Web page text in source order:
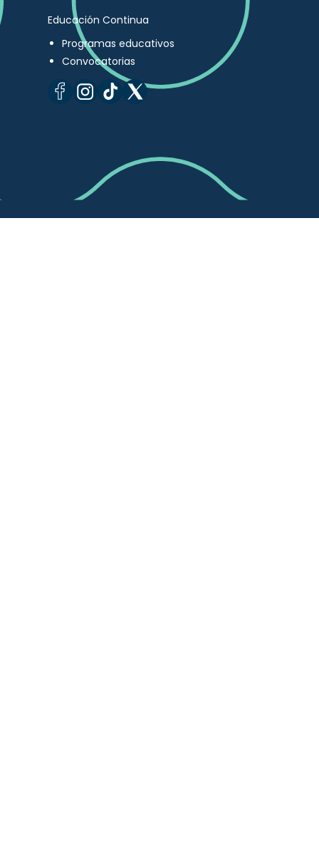
Educación Continua
Programas educativos
Convocatorias